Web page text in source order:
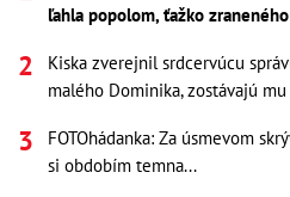
ľahla popolom, ťažko
Kiska zverejnil srdcervúcu
malého Dominika, zostávajú
FOTOhádanka: Za úsmevom
si obdobím temna...